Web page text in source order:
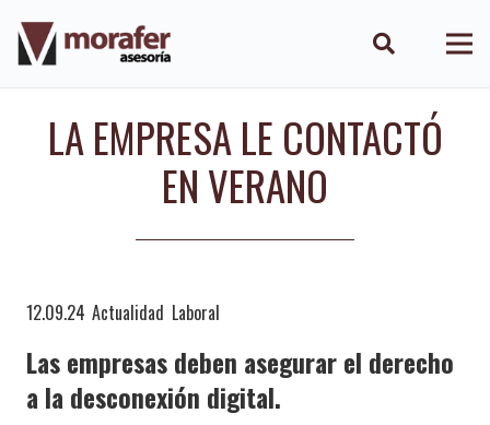
LA EMPRESA LE CONTACTÓ
EN VERANO
12.09.24 Actualidad Laboral
Las empresas deben asegurar el derecho
a la desconexión digital.